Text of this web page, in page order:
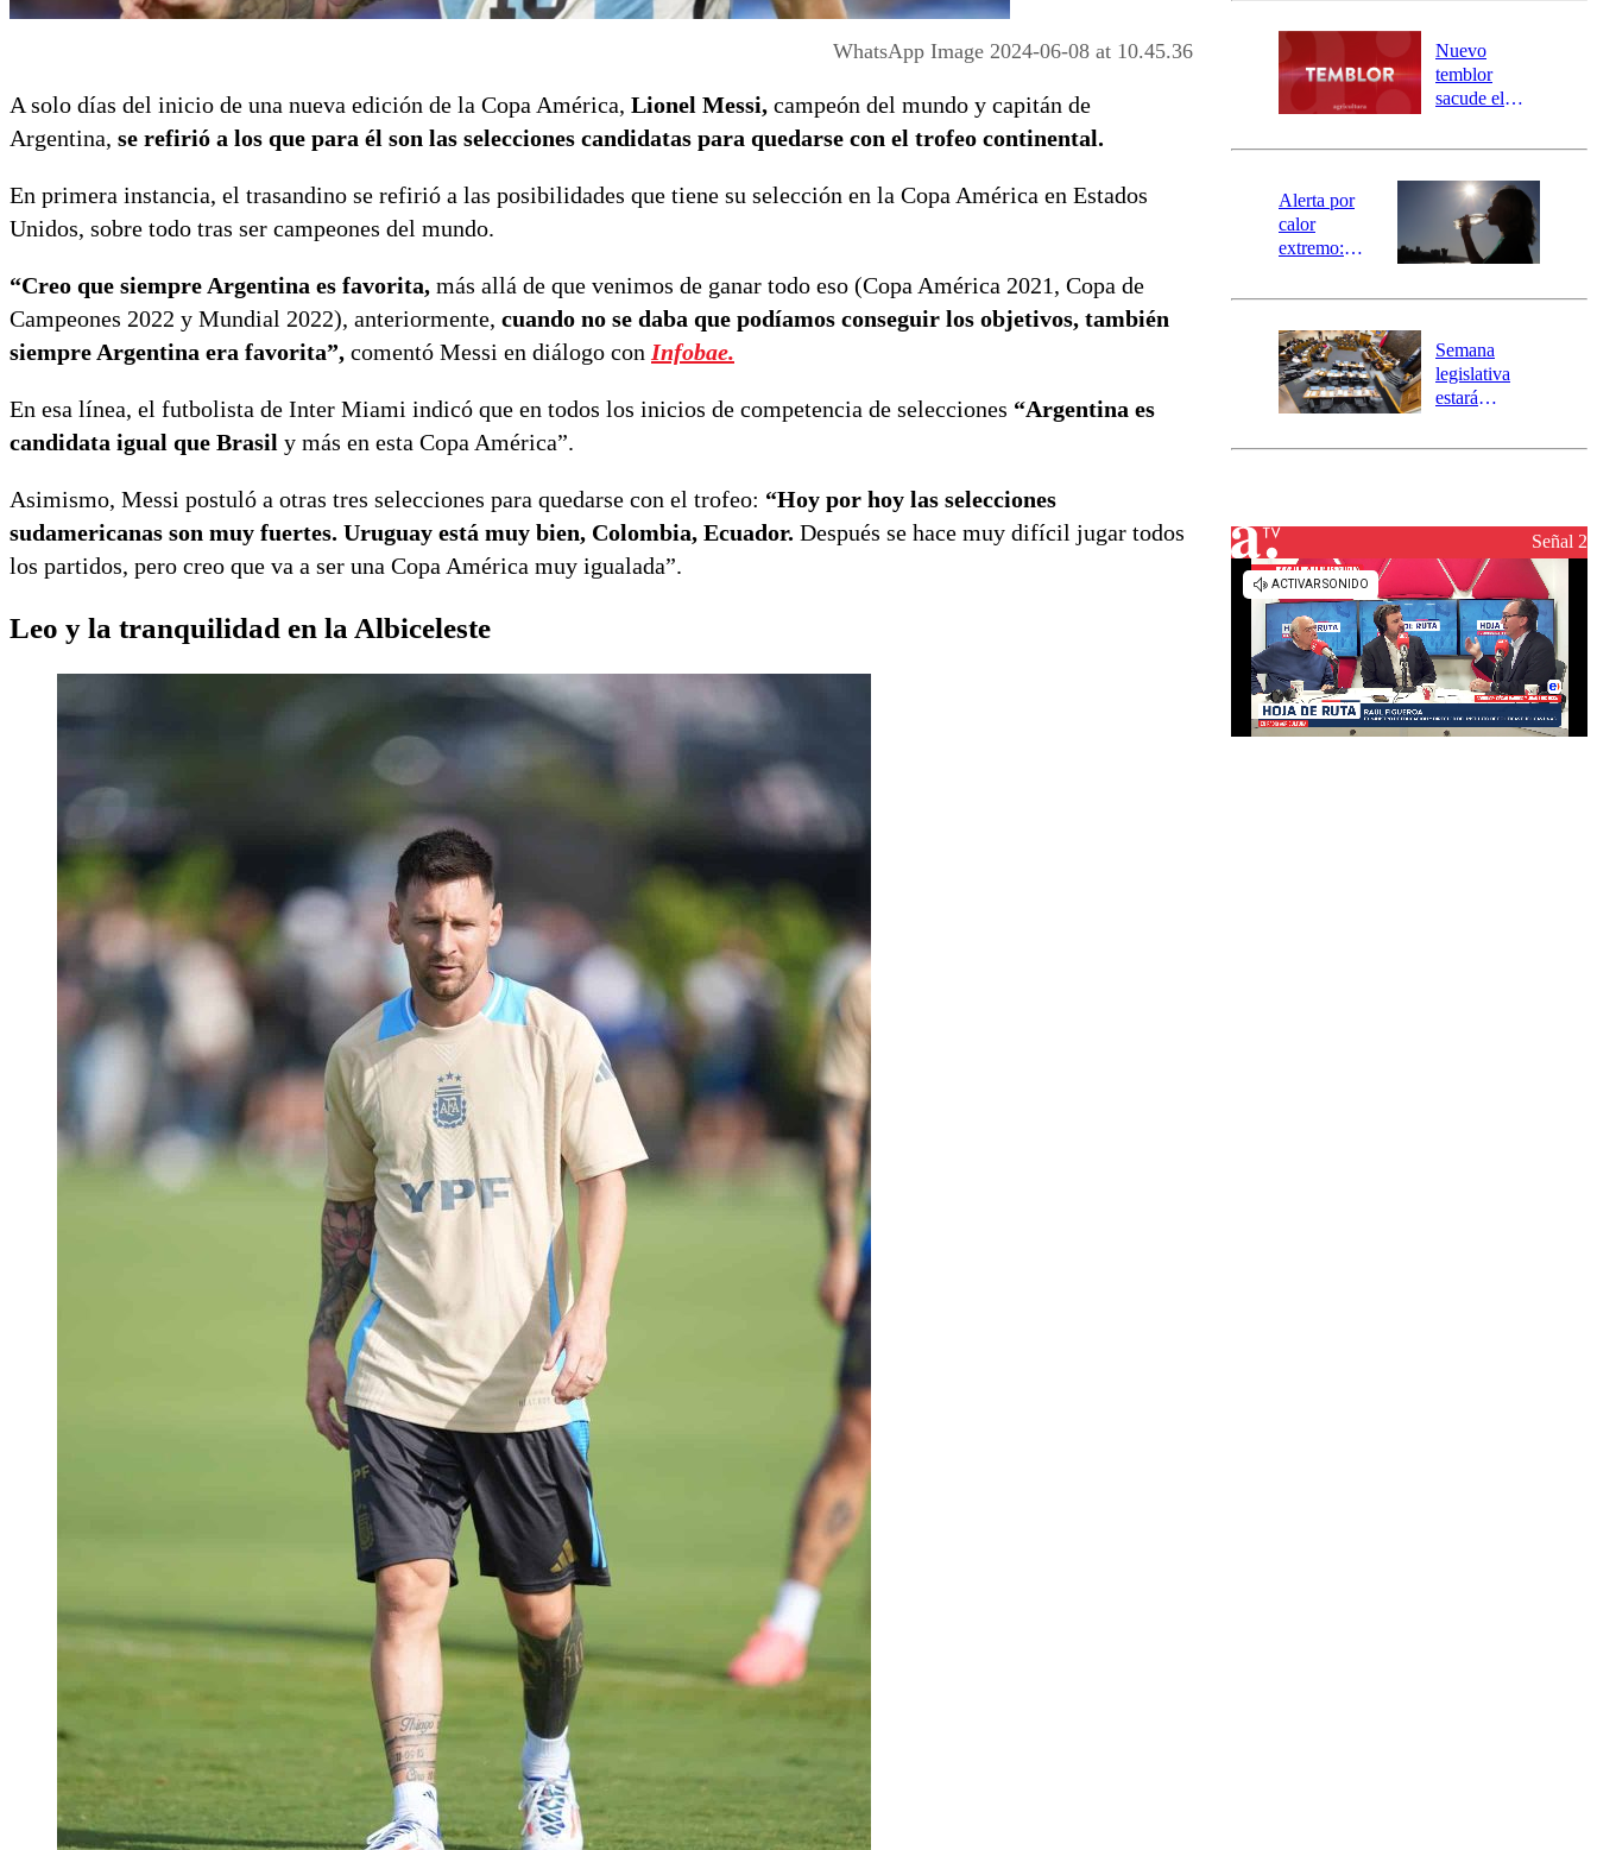
WhatsApp Image 2024-06-08 at 10.45.36
A solo días del inicio de una nueva edición de la Copa América, Lionel Messi, campeón del mundo y capitán de
Argentina, se refirió a los que para él son las selecciones candidatas para quedarse con el trofeo continental.
En primera instancia, el trasandino se refirió a las posibilidades que tiene su selección en la Copa América en Estados
Unidos, sobre todo tras ser campeones del mundo.
“Creo que siempre Argentina es favorita, más allá de que venimos de ganar todo eso (Copa América 2021, Copa de
Campeones 2022 y Mundial 2022), anteriormente, cuando no se daba que podíamos conseguir los objetivos, también
siempre Argentina era favorita”, comentó Messi en diálogo con Infobae.
En esa línea, el futbolista de Inter Miami indicó que en todos los inicios de competencia de selecciones “Argentina es
candidata igual que Brasil y más en esta Copa América”.
Asimismo, Messi postuló a otras tres selecciones para quedarse con el trofeo: “Hoy por hoy las selecciones
sudamericanas son muy fuertes. Uruguay está muy bien, Colombia, Ecuador. Después se hace muy difícil jugar todos
los partidos, pero creo que va a ser una Copa América muy igualada”.
Leo y la tranquilidad en la Albiceleste
río Damas:
activa
mensajería
SAE
Nuevo
temblor
sacude el
revisa la
epicentro
Alerta por
calor
extremo:
activa Alerta
Preventiva en
tres comunas
Semana
legislativa
estará
el fin de la
reconstrucciónSeñal 2